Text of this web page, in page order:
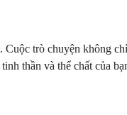
trò chuyện không
thần và thể chất của